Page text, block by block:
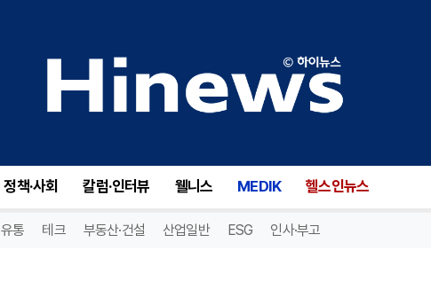
정책·사회 칼럼·인터뷰 웰니스 MEDIK 헬스인뉴스
유통 테크 부동산·건설 산업일반 ESG 인사·부고